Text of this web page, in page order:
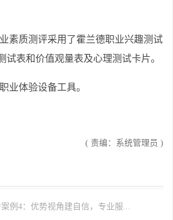
素质测评采用了霍兰德职业兴趣测试
试表和价值观量表及心理测试卡片。
业体验设备工具。
( 责编：系统管理员 )
例4：优势视角建自信，专业服...